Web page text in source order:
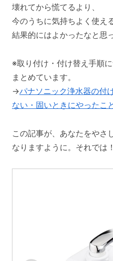
壊れてから慌てるより、
今のうちに気持ちよく使え
結果的にはよかったなと思
※取り付け・付け替え手順
まとめています。
→パナソニック浄水器の付
ない・固いときにやったこ
この記事が、あなたをやさ
なりますように。それでは！